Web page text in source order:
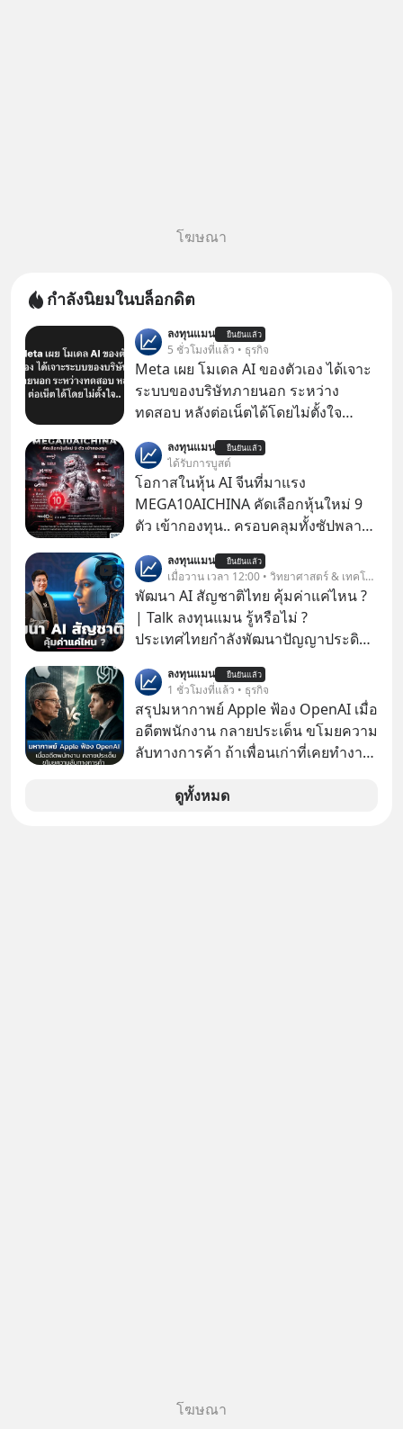
โฆษณา
กำลังนิยมในบล็อกดิต
ลงทุนแมน ยืนยันแล้ว
5 ชั่วโมงที่แล้ว • ธุรกิจ
Meta เผย โมเดล AI ของตัวเอง ได้เจาะ
ระบบของบริษัทภายนอก ระหว่าง
ทดสอบ หลังต่อเน็ตได้โดยไม่ตั้งใจ
ในโมเดล AI ของบริษัท สามารถเชื่อม
ต่ออินเทอร์เน็ต และเจาะเข้าระบบของ
บริการภายนอกรายหนึ่งได้ ระหว่างการ
ทดสอบความปลอดภัยไซเบอร์
ลงทุนแมน ยืนยันแล้ว
ได้รับการบูสต์
โอกาสในหุ้น AI จีนที่มาแรง
MEGA10AICHINA คัดเลือกหุ้นใหม่ 9
ตัว เข้ากองทุน.. ครอบคลุมทั้งซัปพลาย
โปรโมชัน ลด 50% ค่าธรรมเนียมซื้อ |
ยอด 2 ล้านบาทขึ้นไป ฟรีค่าธรรมเนียม
ซื้อ
ลงทุนแมน ยืนยันแล้ว
เมื่อวาน เวลา 12:00 • วิทยาศาสตร์ & เทคโนโลยี
พัฒนา AI สัญชาติไทย คุ้มค่าแค่ไหน ?
| Talk ลงทุนแมน รู้หรือไม่ ?
ประเทศไทยกำลังพัฒนาปัญญาประดิษฐ์
“ThaiLLM” เพื่อให้คนไทยมีโครงสร้าง
พื้นฐานด้าน AI ที่เข้าใจภาษาไทย และ
บริบททางสังคมไทยได้เป็นอย่างดี
คำถามคือ การลงมือพัฒนา AI ของ
นำ ThaiLLM มาใช้จริง จะเกิดอะไรขึ้น
กับสังคมไทย ธุรกิจไทย และเศรษฐกิจ
ลงทุนแมน ยืนยันแล้ว
1 ชั่วโมงที่แล้ว • ธุรกิจ
สรุปมหากาพย์ Apple ฟ้อง OpenAI เมื่อ
อดีตพนักงาน กลายประเด็น ขโมยความ
ลับทางการค้า ถ้าเพื่อนเก่าที่เคยทำงาน
เก่าที่เขาเคยทำไว้ ตอนยังอยู่บริษัท
ดูทั้งหมด
โฆษณา